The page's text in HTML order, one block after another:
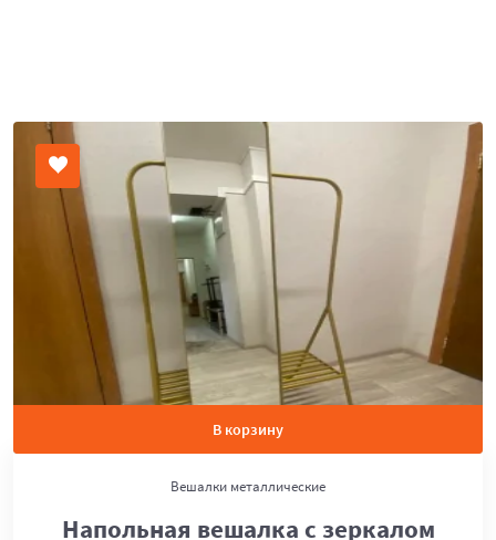
В корзину
Вешалки металлические
Напольная вешалка с зеркалом